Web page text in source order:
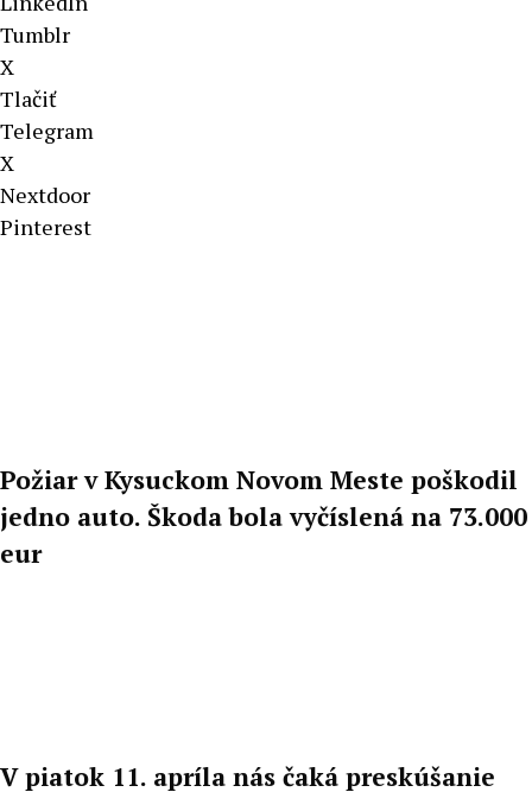
Tumblr
X
Tlačiť
Telegram
X
Nextdoor
Pinterest
Požiar v Kysuckom Novom Meste poškodil
jedno auto. Škoda bola vyčíslená na 73.000
eur
V piatok 11. apríla nás čaká preskúšanie